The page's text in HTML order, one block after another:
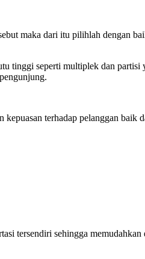
maka dari itu pilihlah dengan
tinggi seperti multiplek dan
terhadap pelanggan baik
tersendiri sehingga